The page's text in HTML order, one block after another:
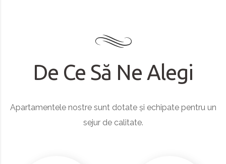
De Ce Să Ne Alegi
Apartamentele nostre sunt dotate și echipate pentru un
sejur de calitate.